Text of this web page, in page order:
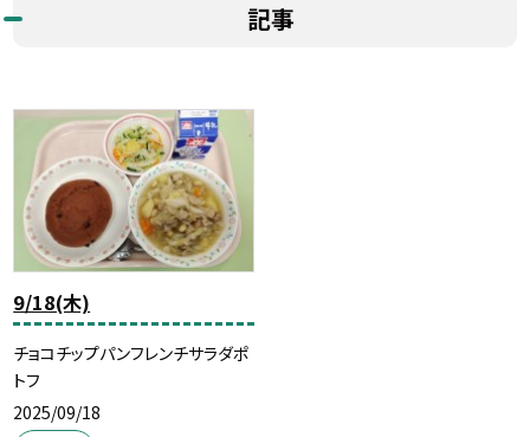
記事
9/18(木)
チョコチップパンフレンチサラダポ
トフ
2025/09/18